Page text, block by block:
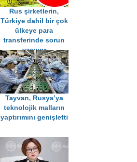
Rus şirketlerin,
Türkiye dahil bir çok
ülkeye para
transferinde sorun
yaşıyor
Tayvan, Rusya’ya
teknolojik malların
yaptırımını genişletti